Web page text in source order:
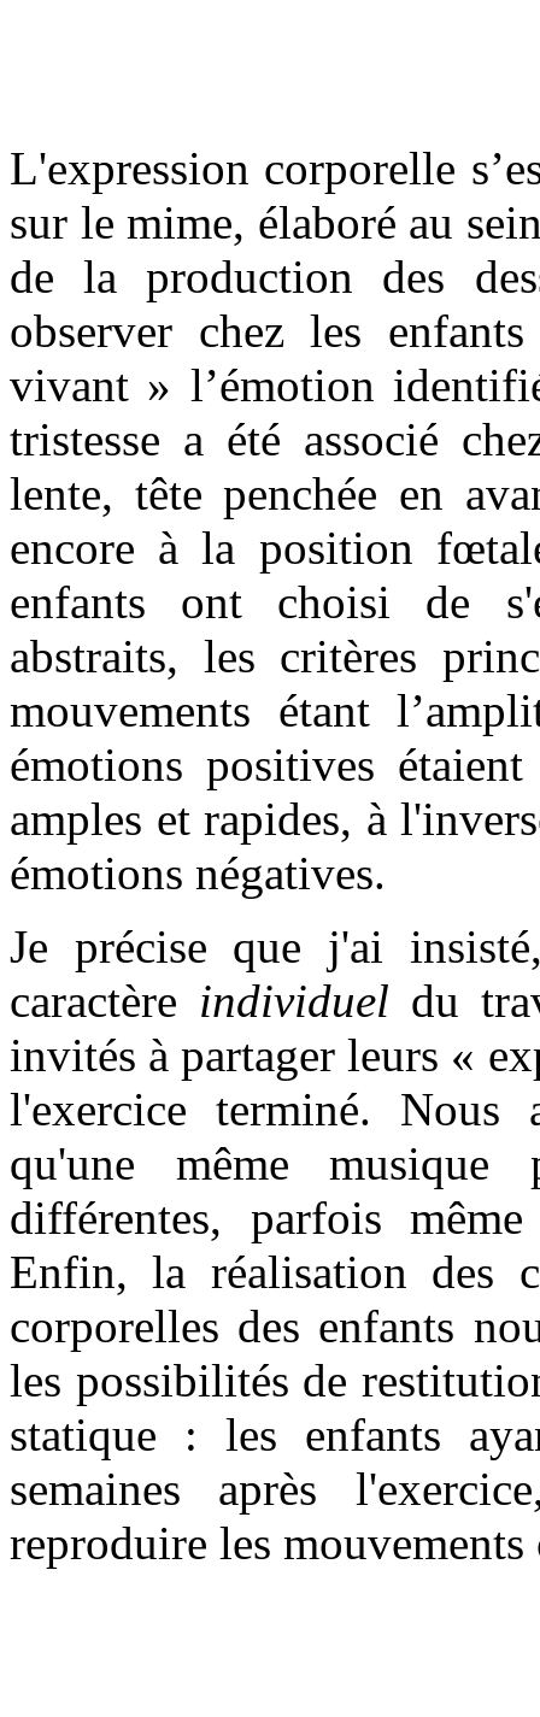
L'expression corporelle
sur le mime, élaboré au
de la production des
observer chez les
vivant » l’émotion
tristesse a été associé
lente, tête penchée en
encore à la position
enfants ont choisi de
abstraits, les critères
mouvements étant
émotions positives
amples et rapides, à
émotions négatives.
Je précise que j'ai
caractère individuel du
invités à partager leurs «
l'exercice terminé. Nous
qu'une même musique
différentes, parfois
Enfin, la réalisation des
corporelles des enfants
les possibilités de
statique : les enfants
semaines après
reproduire les mouvements